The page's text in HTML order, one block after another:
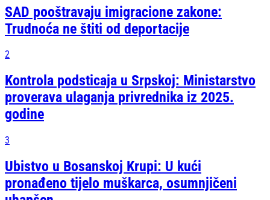
SAD pooštravaju imigracione zakone:
Trudnoća ne štiti od deportacije
2
Kontrola podsticaja u Srpskoj: Ministarstvo
proverava ulaganja privrednika iz 2025.
godine
3
Ubistvo u Bosanskoj Krupi: U kući
pronađeno tijelo muškarca, osumnjičeni